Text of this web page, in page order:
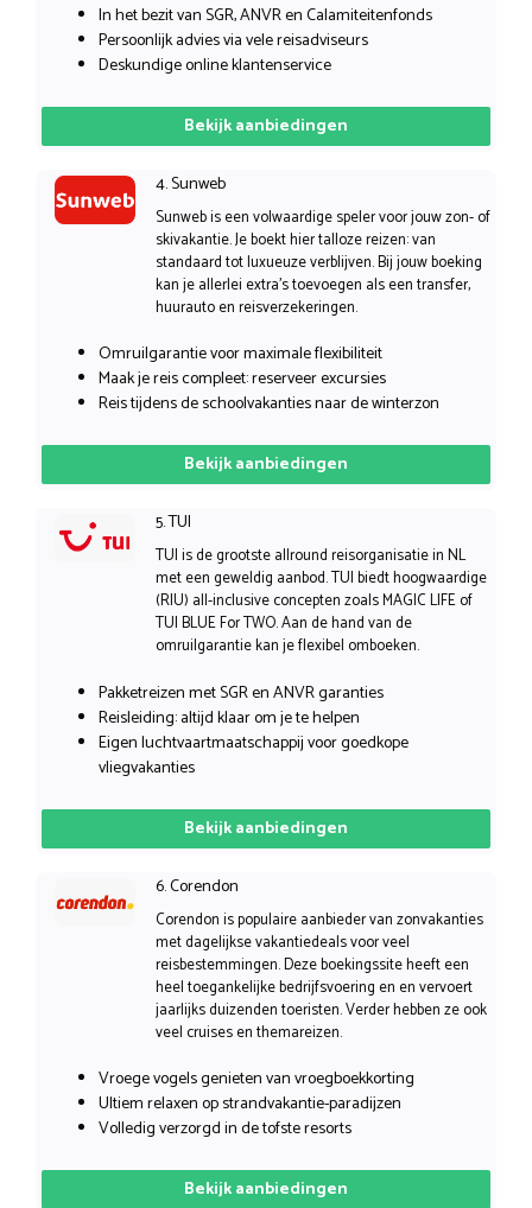
In het bezit van SGR, ANVR en Calamiteitenfonds
Persoonlijk advies via vele reisadviseurs
Deskundige online klantenservice
Bekijk aanbiedingen
4. Sunweb
Sunweb is een volwaardige speler voor jouw zon- of
skivakantie. Je boekt hier talloze reizen: van
standaard tot luxueuze verblijven. Bij jouw boeking
kan je allerlei extra’s toevoegen als een transfer,
huurauto en reisverzekeringen.
Omruilgarantie voor maximale flexibiliteit
Maak je reis compleet: reserveer excursies
Reis tijdens de schoolvakanties naar de winterzon
Bekijk aanbiedingen
5. TUI
TUI is de grootste allround reisorganisatie in NL
met een geweldig aanbod. TUI biedt hoogwaardige
(RIU) all-inclusive concepten zoals MAGIC LIFE of
TUI BLUE For TWO. Aan de hand van de
omruilgarantie kan je flexibel omboeken.
Pakketreizen met SGR en ANVR garanties
Reisleiding: altijd klaar om je te helpen
Eigen luchtvaartmaatschappij voor goedkope
vliegvakanties
Bekijk aanbiedingen
6. Corendon
Corendon is populaire aanbieder van zonvakanties
met dagelijkse vakantiedeals voor veel
reisbestemmingen. Deze boekingssite heeft een
heel toegankelijke bedrijfsvoering en en vervoert
jaarlijks duizenden toeristen. Verder hebben ze ook
veel cruises en themareizen.
Vroege vogels genieten van vroegboekkorting
Ultiem relaxen op strandvakantie-paradijzen
Volledig verzorgd in de tofste resorts
Bekijk aanbiedingen